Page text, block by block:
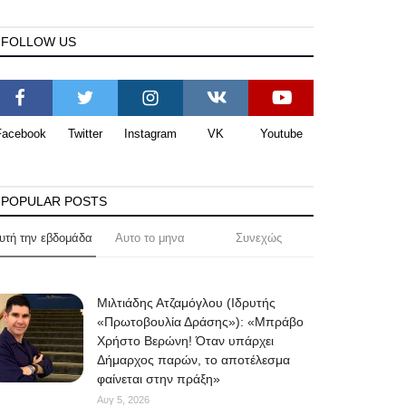
FOLLOW US
Twitter Instagram VK Youtube
POPULAR POSTS
την εβδομάδα Αυτο το μηνα Συνεχώς
Μιλτιάδης Ατζαμόγλου (Ιδρυτής
«Πρωτοβουλία Δράσης»): «Μπράβο
Χρήστο Βερώνη! Όταν υπάρχει
Δήμαρχος παρών, το αποτέλεσμα
φαίνεται στην πράξη»
Αυγ 5, 2026